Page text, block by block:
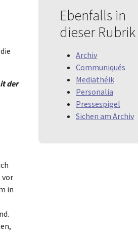
der
vor
in
Ebenfalls in
dieser Rubrik
Archiv
Communiqués
Mediathéik
Personalia
Pressespigel
Sichen am Archiv